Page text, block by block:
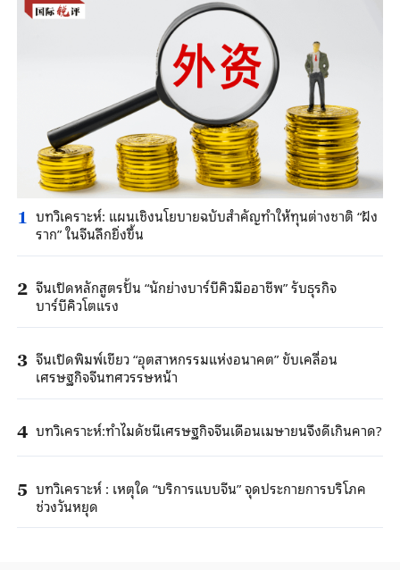
1 บทวิเคราะห์: แผนเชิงนโยบายฉบับสำคัญทำให้ทุนต่างชาติ “ฝัง
ราก” ในจีนลึกยิ่งขึ้น
2 จีนเปิดหลักสูตรปั้น “นักย่างบาร์บีคิวมืออาชีพ” รับธุรกิจ
บาร์บีคิวโตแรง
3 จีนเปิดพิมพ์เขียว “อุตสาหกรรมแห่งอนาคต” ขับเคลื่อน
เศรษฐกิจจีนทศวรรษหน้า
4 บทวิเคราะห์:ทำไมดัชนีเศรษฐกิจจีนเดือนเมษายนจึงดีเกินคาด?
5 บทวิเคราะห์ : เหตุใด “บริการแบบจีน” จุดประกายการบริโภค
ช่วงวันหยุด